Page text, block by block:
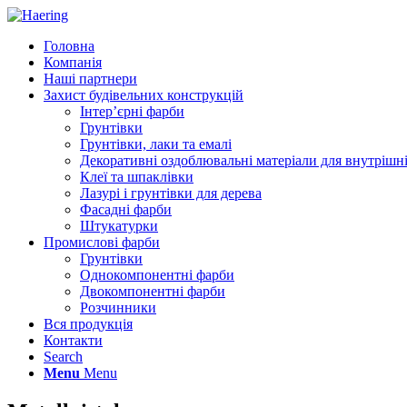
Головна
Компанія
Наші партнери
Захист будівельних конструкцій
Інтер’єрні фарби
Грунтівки
Грунтівки, лаки та емалі
Декоративні оздоблювальні матеріали для
Клеї та шпаклівки
Лазурі і грунтівки для дерева
Фасадні фарби
Штукатурки
Промислові фарби
Грунтівки
Однокомпонентні фарби
Двокомпонентні фарби
Розчинники
Вся продукція
Контакти
Search
Menu Menu